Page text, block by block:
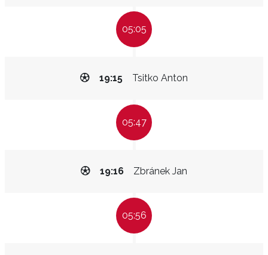
05:05
Tsitko Anton
19:15
05:47
Zbránek Jan
19:16
05:56